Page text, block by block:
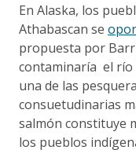
En Alaska, los
Athabascan se
propuesta por
contaminaría el río
una de las
consuetudinarias
salmón constituye
los pueblos